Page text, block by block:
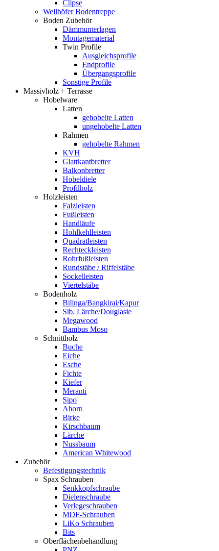
Clipse
Wellhöfer Bodentreppe
Boden Zubehör
Dämmunterlagen
Montagematerial
Twin Profile
Ausgleichsprofile
Endprofile
Übergangsprofile
Sonstige Profile
Massivholz + Terrasse
Hobelware
Latten
gehobelte Latten
ungehobelte Latten
Rahmen
gehobelte Rahmen
KVH
Glattkantbretter
Balkonbretter
Hobeldiele
Profilholz
Holzleisten
Falzleisten
Fußleisten
Handläufe
Hohlkehlleisten
Quadratleisten
Rechteckleisten
Rohrfußleisten
Rundstäbe / Riffelstäbe
Sockelleisten
Viertelstäbe
Bodenholz
Bilinga/Bangkirai/Kapur
Sib. Lärche/Douglasie
Megawood
Bambus Moso
Schnittholz
Buche
Eiche
Esche
Fichte
Kiefer
Meranti
Sipo
Ahorn
Birke
Kirschbaum
Lärche
Nussbaum
American Whitewood
Zubehör
Befestigungstechnik
Spax Schrauben
Senkkopfschraube
Dielenschraube
Verlegeschrauben
MDF-Schrauben
LiKo Schrauben
Bits
Oberflächenbehandlung